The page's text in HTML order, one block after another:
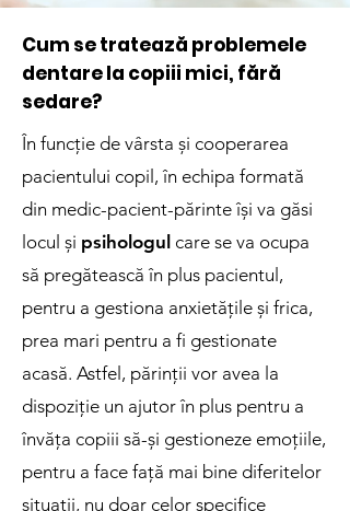
Cum se tratează problemele
dentare la copiii mici, fără
sedare?
În funcție de vârsta și cooperarea
pacientului copil, în echipa formată
din medic-pacient-părinte își va găsi
locul și psihologul care se va ocupa
să pregătească în plus pacientul,
pentru a gestiona anxietățile și frica,
prea mari pentru a fi gestionate
acasă. Astfel, părinții vor avea la
dispoziție un ajutor în plus pentru a
învăța copiii să-și gestioneze emoțiile,
pentru a face față mai bine diferitelor
situații, nu doar celor specifice